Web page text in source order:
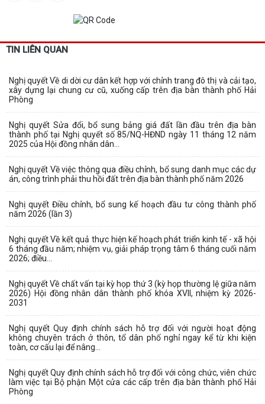
TIN LIÊN QUAN
Nghị quyết Về di dời cư dân kết hợp với chỉnh trang đô thị và cải tạo,
xây dựng lại chung cư cũ, xuống cấp trên địa bàn thành phố Hải
Phòng
Nghị quyết Sửa đổi, bổ sung bảng giá đất lần đầu trên địa bàn
thành phố tại Nghị quyết số 85/NQ-HĐND ngày 11 tháng 12 năm
2025 của Hội đồng nhân dân...
Nghị quyết Về việc thông qua điều chỉnh, bổ sung danh mục các dự
án, công trình phải thu hồi đất trên địa bàn thành phố năm 2026
Nghị quyết Điều chỉnh, bổ sung kế hoạch đầu tư công thành phố
năm 2026 (lần 3)
Nghị quyết Về kết quả thực hiện kế hoạch phát triển kinh tế - xã hội
6 tháng đầu năm; nhiệm vụ, giải pháp trọng tâm 6 tháng cuối năm
2026; điều...
Nghị quyết Về chất vấn tại kỳ họp thứ 3 (kỳ họp thường lệ giữa năm
2026) Hội đồng nhân dân thành phố khóa XVII, nhiệm kỳ 2026-
2031
Nghị quyết Quy định chính sách hỗ trợ đối với người hoạt động
không chuyên trách ở thôn, tổ dân phố nghỉ ngay kể từ khi kiện
toàn, cơ cấu lại để nâng...
Nghị quyết Quy định chính sách hỗ trợ đối với công chức, viên chức
làm việc tại Bộ phận Một cửa các cấp trên địa bàn thành phố Hải
Phòng